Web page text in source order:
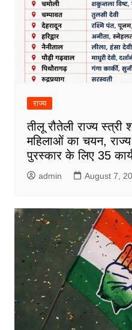
राज्य
तीलू रौतेली राज्य
महिलाओं का चयन,
पुरस्कार के लिए 35
admin August 7,